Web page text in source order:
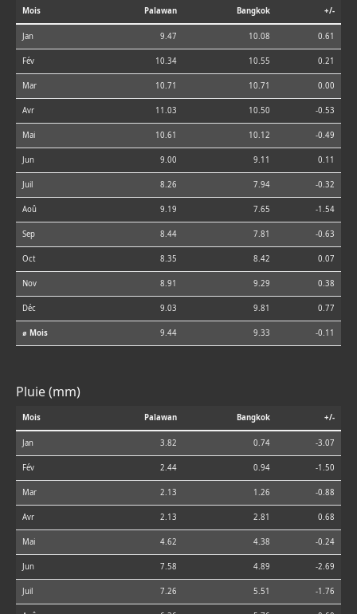
Mois Palawan Bangkok +/-
Jan 9.47 10.08 0.61
Fév 10.34 10.55 0.21
Mar 10.71 10.71 0.00
Avr 11.03 10.50 -0.53
Mai 10.61 10.12 -0.49
Jun 9.00 9.11 0.11
Juil 8.26 7.94 -0.32
Aoû 9.19 7.65 -1.54
Sep 8.44 7.81 -0.63
Oct 8.35 8.42 0.07
Nov 8.91 9.29 0.38
Déc 9.03 9.81 0.77
⌀ Mois 9.44 9.33 -0.11
Pluie (mm)
Mois Palawan Bangkok +/-
Jan 3.82 0.74 -3.07
Fév 2.44 0.94 -1.50
Mar 2.13 1.26 -0.88
Avr 2.13 2.81 0.68
Mai 4.62 4.38 -0.24
Jun 7.58 4.89 -2.69
Juil 7.26 5.51 -1.76